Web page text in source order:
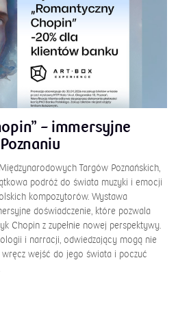
– immersyjne
Targów Poznańskich,
podróż do świata muzyki i emocji
kompozytorów. Wystawa
doświadczenie, które pozwala
Chopin z zupełnie nowej perspektywy.
i narracji, odwiedzający mogą nie
wręcz wejść do jego świata i poczuć